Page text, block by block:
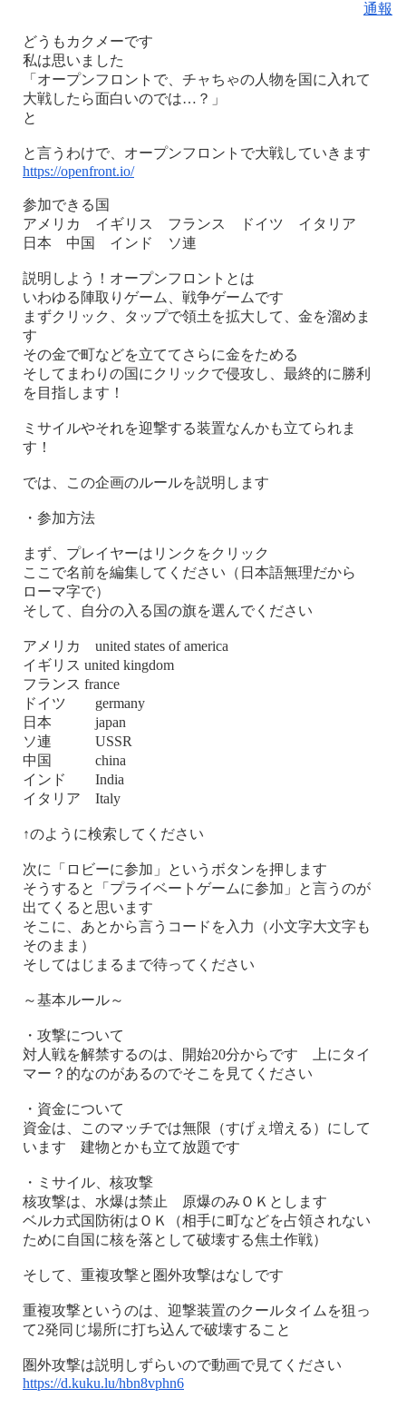
通報
どうもカクメーです
私は思いました
「オープンフロントで、チャちゃの人物を国に入れて
大戦したら面白いのでは…？」
と
と言うわけで、オープンフロントで大戦していきます
https://openfront.io/
参加できる国
アメリカ イギリス フランス ドイツ イタリア
日本 中国 インド ソ連
説明しよう！オープンフロントとは
いわゆる陣取りゲーム、戦争ゲームです
まずクリック、タップで領土を拡大して、金を溜めま
す
その金で町などを立ててさらに金をためる
そしてまわりの国にクリックで侵攻し、最終的に勝利
を目指します！
ミサイルやそれを迎撃する装置なんかも立てられま
す！
では、この企画のルールを説明します
・参加方法
まず、プレイヤーはリンクをクリック
ここで名前を編集してください（日本語無理だから
ローマ字で）
そして、自分の入る国の旗を選んでください
アメリカ united states of america
イギリス united kingdom
フランス france
ドイツ germany
日本 japan
ソ連 USSR
中国 china
インド India
イタリア Italy
↑のように検索してください
次に「ロビーに参加」というボタンを押します
そうすると「プライベートゲームに参加」と言うのが
出てくると思います
そこに、あとから言うコードを入力（小文字大文字も
そのまま）
そしてはじまるまで待ってください
～基本ルール～
・攻撃について
対人戦を解禁するのは、開始20分からです 上にタイ
マー？的なのがあるのでそこを見てください
・資金について
資金は、このマッチでは無限（すげぇ増える）にして
います 建物とかも立て放題です
・ミサイル、核攻撃
核攻撃は、水爆は禁止 原爆のみＯＫとします
ベルカ式国防術はＯＫ（相手に町などを占領されない
ために自国に核を落として破壊する焦土作戦）
そして、重複攻撃と圏外攻撃はなしです
重複攻撃というのは、迎撃装置のクールタイムを狙っ
て2発同じ場所に打ち込んで破壊すること
圏外攻撃は説明しずらいので動画で見てください
https://d.kuku.lu/hbn8vphn6